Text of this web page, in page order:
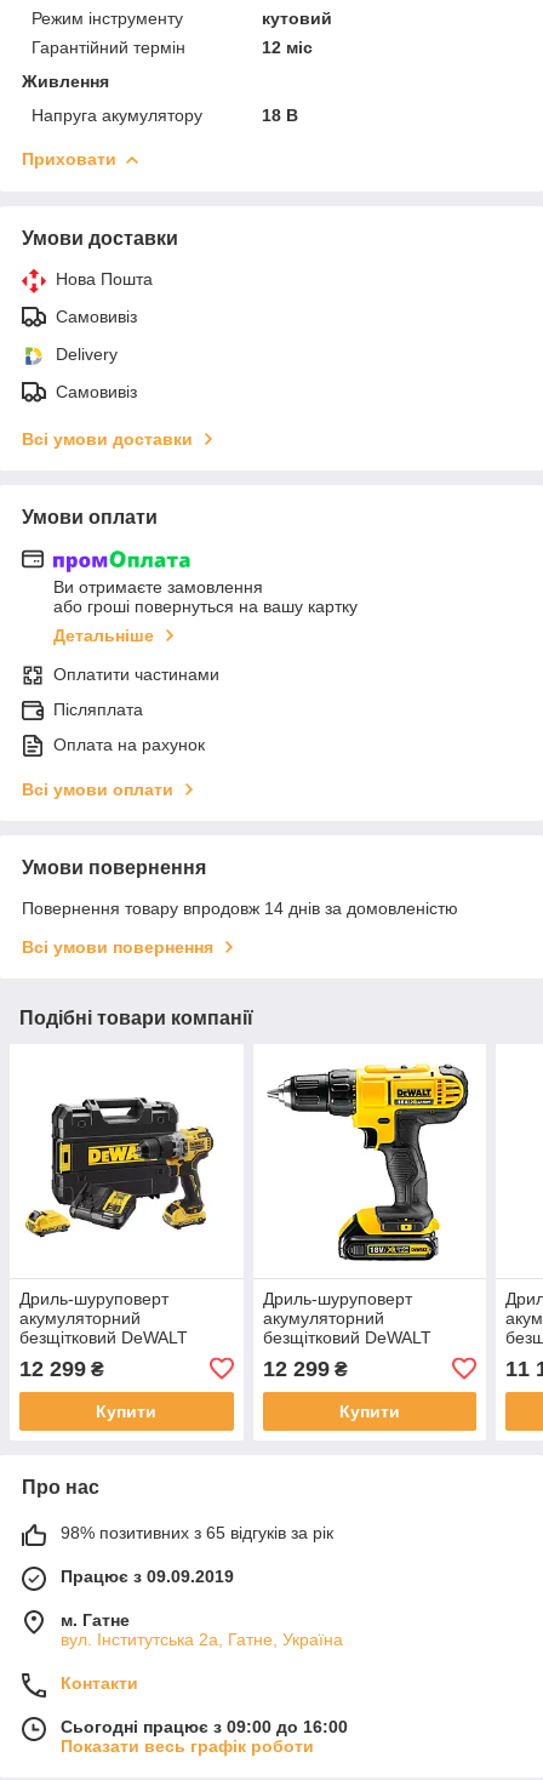
Режим інструменту
кутовий
Гарантійний термін
12 міс
Живлення
Напруга акумулятору
18 В
Приховати
Умови доставки
Нова Пошта
Самовивіз
Delivery
Самовивіз
Всі умови доставки
Умови оплати
Ви отримаєте замовлення
або гроші повернуться на вашу картку
Детальніше
Оплатити частинами
Післяплата
Оплата на рахунок
Всі умови оплати
Умови повернення
Повернення товару впродовж 14 днів за домовленістю
Всі умови повернення
Подібні товари компанії
Дриль-шуруповерт
акумуляторний
безщітковий DeWALT
12 299 ₴
Купити
Дриль-шуруповерт
акумуляторний
безщітковий DeWALT
12 299₴
Купити
11
Про нас
98% позитивних з 65 відгуків за рік
Працює з 09.09.2019
м. Гатне
вул. Інститутська 2а, Гатне, Україна
Контакти
Сьогодні працює з 09:00 до 16:00
Показати весь графік роботи